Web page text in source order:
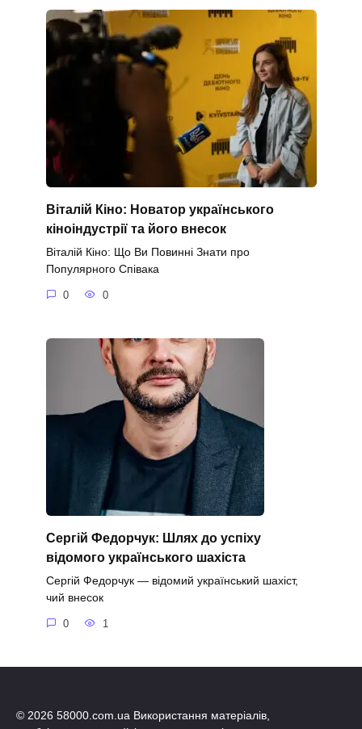
Віталій Кіно: Новатор українського
кіноіндустрії та його внесок
Віталій Кіно: Що Ви Повинні Знати про
Популярного Співака
0 0
Сергій Федорчук: Шлях до успіху
відомого українського шахіста
Сергій Федорчук — відомий український шахіст,
чий внесок
0 1
© 2026 58000.com.ua Використання матеріалів,